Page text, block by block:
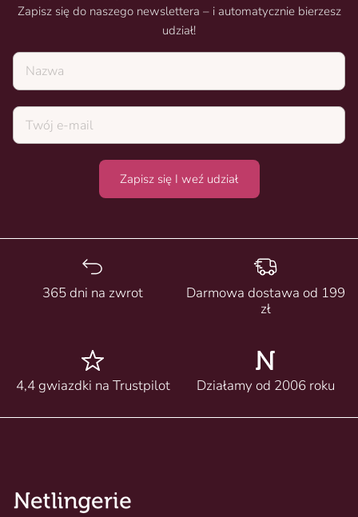
Zapisz się do naszego newslettera – i automatycznie bierzesz
udział!
Nazwa
Zapisz się I weź udział
365 dni na zwrot
Darmowa dostawa od 199
zł
4,4 gwiazdki na Trustpilot Działamy od 2006 roku